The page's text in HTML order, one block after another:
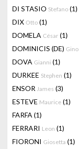
DI STASIO Stefano (1)
DIX Otto (1)
DOMELA César (1)
DOMINICIS (DE) Gino
DOVA Gianni (1)
DURKEE Stephen (1)
ENSOR James (3)
ESTEVE Maurice (1)
FARFA (1)
FERRARI Leon (1)
FIORONI Giosetta (1)